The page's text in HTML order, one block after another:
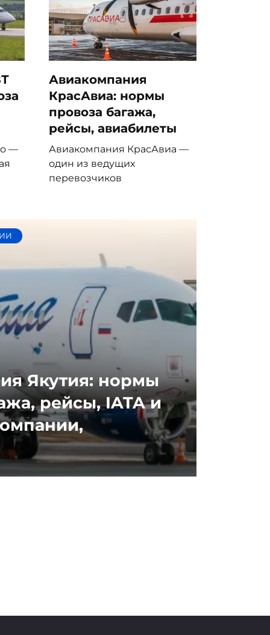
—
Авиакомпания
КрасАвиа: нормы
провоза багажа,
рейсы, авиабилеты
Авиакомпания КрасАвиа —
один из ведущих
перевозчиков
Якутия: нормы
рейсы, IATA и